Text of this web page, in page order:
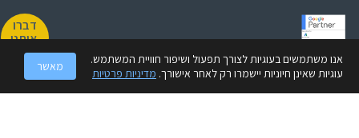
דברו
איתנו
BrandWiz (ברנדוויז) הינה חברת מיתוג עסקי מובילה הקיימת מעל 30 שנה. אנו
מספקים ללקוחותינו מענה קריאטיבי ואיכותי תוך הסתכלות מקיפה 360° על
המותג.
אנו משתמשים בעוגיות לצורך תפעול ושיפור חוויית המשתמש.
עוגיות שאינן חיוניות יישמרו רק לאחר אישורך. מדיניות פרטיות מאשר